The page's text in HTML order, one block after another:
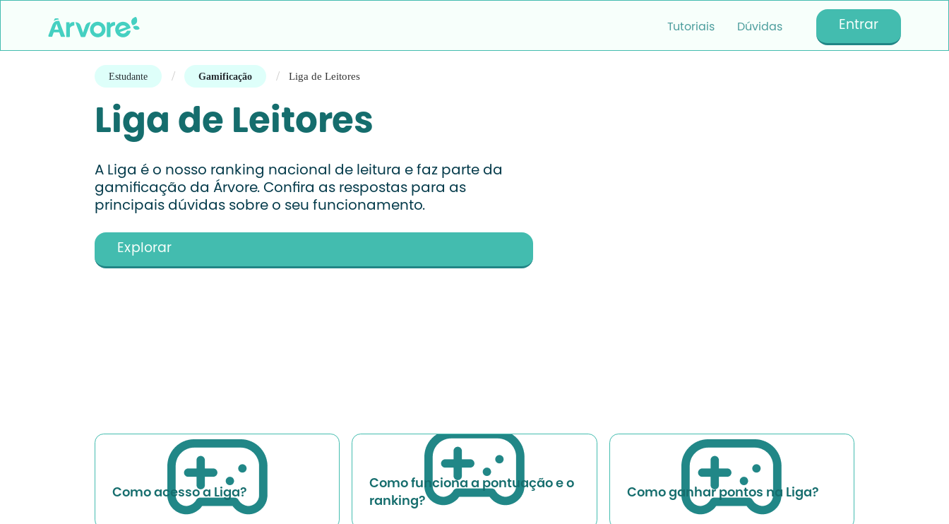
Tutoriais Dúvidas Entrar
Estudante / Gamificação / Liga de Leitores
Liga de Leitores
A Liga é o nosso ranking nacional de leitura e faz parte da
gamificação da Árvore. Confira as respostas para as
principais dúvidas sobre o seu funcionamento.
Explorar
Como acesso a Liga?
Como funciona a pontuação e o
ranking?
Como ganhar pontos na Liga?